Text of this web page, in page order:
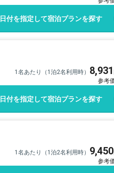
日付を指定して宿泊プランを探す
1名あたり（1泊2名利用時） 8,931
日付を指定して宿泊プランを探す
1名あたり（1泊2名利用時） 9,450